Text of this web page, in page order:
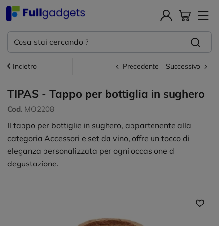
Indietro Precedente Successivo
TIPAS - Tappo per bottiglia in sughero
Cod. MO2208
Il tappo per bottiglie in sughero, appartenente alla
categoria Accessori e set da vino, offre un tocco di
eleganza personalizzata per ogni occasione di
degustazione.